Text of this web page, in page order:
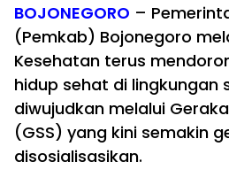
BOJONEGORO –
(Pemkab) Bojonegoro
Kesehatan terus
hidup sehat di lingkungan
diwujudkan melalui
(GSS) yang kini semakin
disosialisasikan.